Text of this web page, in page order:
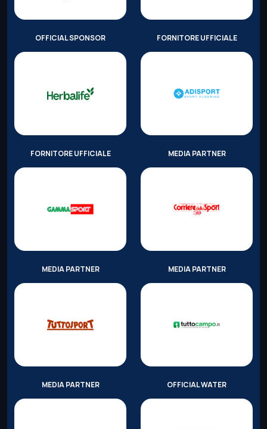
OFFICIAL SPONSOR FORNITORE UFFICIALE
FORNITORE UFFICIALE MEDIA PARTNER
MEDIA PARTNER MEDIA PARTNER
MEDIA PARTNER OFFICIAL WATER